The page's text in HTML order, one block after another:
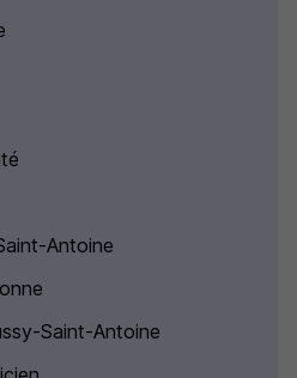
Antoine
Saint-Antoine